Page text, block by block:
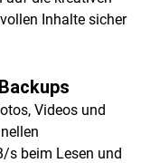
Inhalte sicher
Videos und
s beim Lesen und